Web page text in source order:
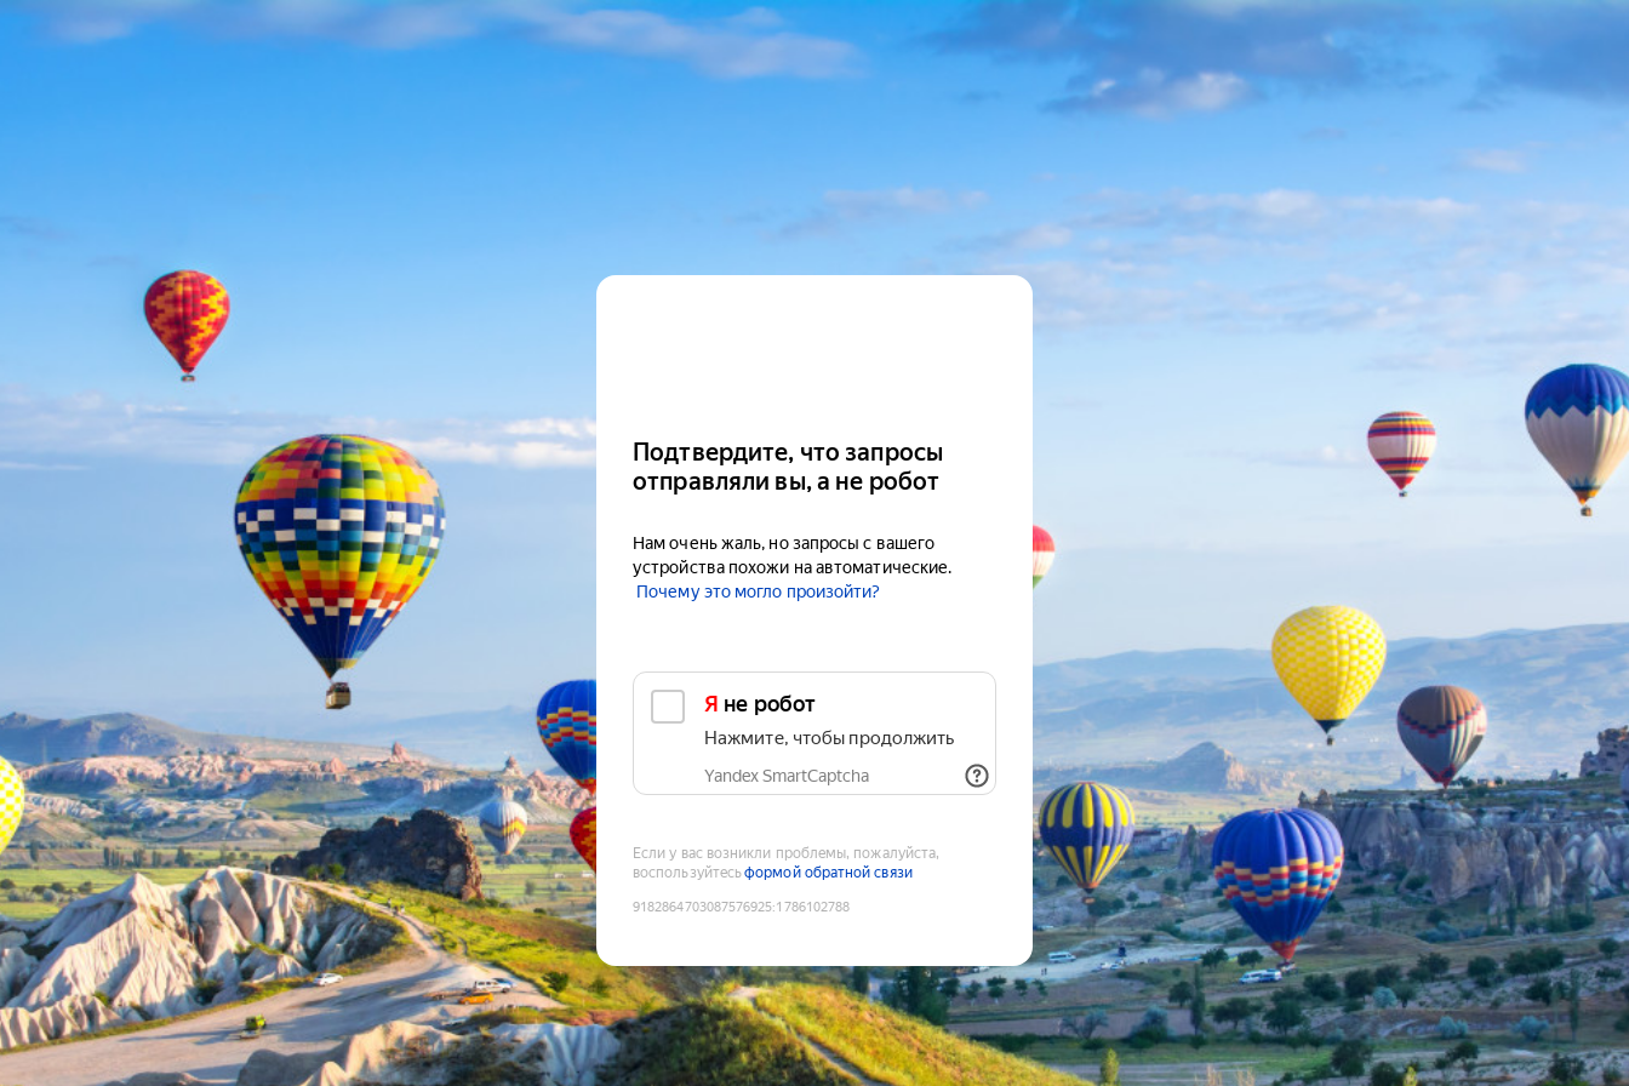
Подтвердите, что запросы
отправляли вы, а не робот
Нам очень жаль, но запросы с вашего
устройства похожи на автоматические.
Почему это могло произойти?
Я не робот
Нажмите, чтобы продолжить
Yandex SmartCaptcha
Если у вас возникли проблемы, пожалуйста,
воспользуйтесьформой обратной связи
9182864703087576925:1786102788